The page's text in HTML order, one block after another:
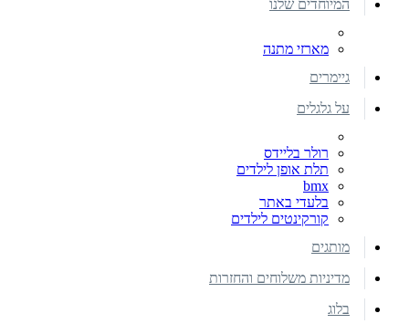
המיוחדים שלנו
מארזי מתנה
גיימרים
על גלגלים
רולר בליידס
תלת אופן לילדים
bmx
בלעדי באתר
קורקינטים לילדים
מותגים
מדיניות משלוחים והחזרות
בלוג